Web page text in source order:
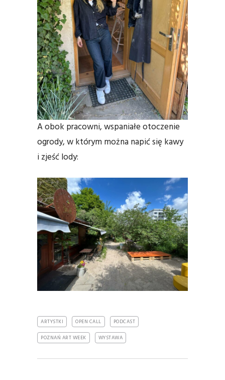
A obok pracowni, wspaniałe otoczenie
ogrody, w którym można napić się kawy
i zjeść lody:
ARTYSTKI OPEN CALL
PODCAST
POZNAŃ ART WEEK
WYSTAWA